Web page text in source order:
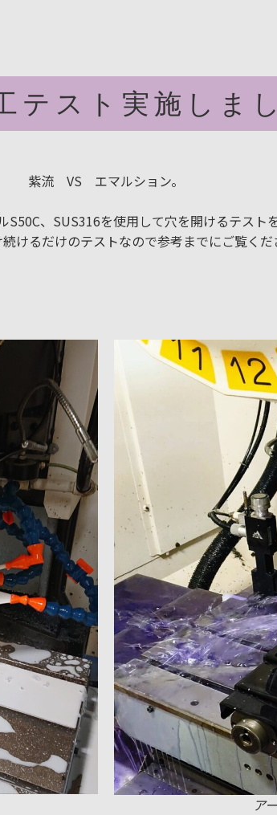
テスト実施しま
紫流 VS エマルション。
S50C、SUS316を使用して穴を開けるテスト
続けるだけのテストなので参考までにご覧く
ア